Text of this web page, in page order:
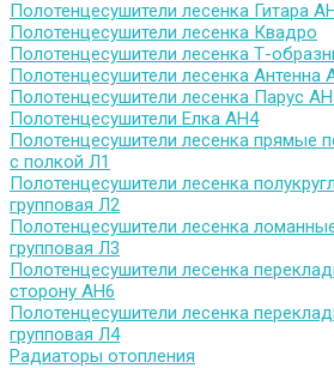
Полотенцесушители лесенка Гитара
Полотенцесушители лесенка Квадро
Полотенцесушители лесенка Т-
Полотенцесушители лесенка Антенна
Полотенцесушители лесенка Парус
Полотенцесушители Елка АН4
Полотенцесушители лесенка прямые
с полкой Л1
Полотенцесушители лесенка
групповая Л2
Полотенцесушители лесенка
групповая Л3
Полотенцесушители лесенка
сторону АН6
Полотенцесушители лесенка
групповая Л4
Радиаторы отопления